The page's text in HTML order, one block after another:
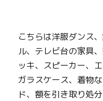
こちらは洋服ダンス
ル、テレビ台の家具
ッキ、スピーカー、
ガラスケース、着物
ド、額を引き取り処